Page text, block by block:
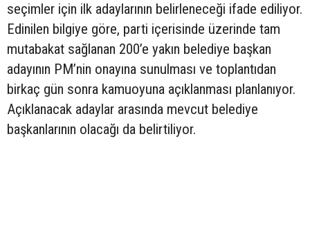
seçimler için ilk adaylarının belirleneceği ifade ediliyor.
Edinilen bilgiye göre, parti içerisinde üzerinde tam
mutabakat sağlanan 200’e yakın belediye başkan
adayının PM’nin onayına sunulması ve toplantıdan
birkaç gün sonra kamuoyuna açıklanması planlanıyor.
Açıklanacak adaylar arasında mevcut belediye
başkanlarının olacağı da belirtiliyor.